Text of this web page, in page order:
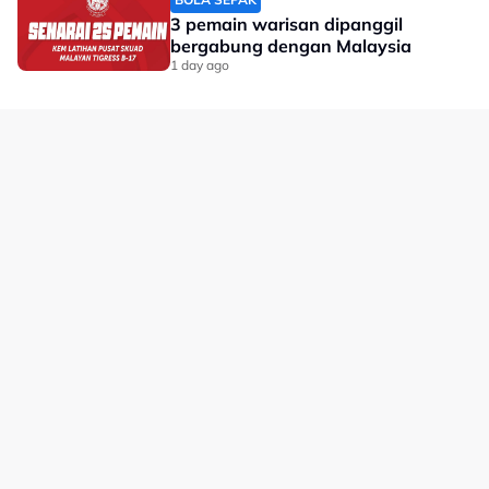
3 pemain warisan dipanggil
bergabung dengan Malaysia
1 day ago